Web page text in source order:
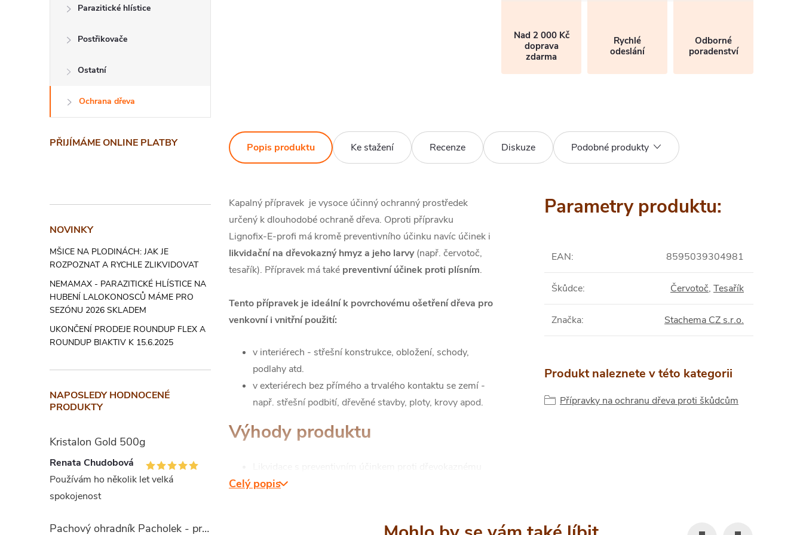
Parazitické hlístice
Postřikovače
Ostatní
Ochrana dřeva
PŘIJÍMÁME ONLINE PLATBY
NOVINKY
MŠICE NA PLODINÁCH: JAK JE
ROZPOZNAT A RYCHLE ZLIKVIDOVAT
NEMAMAX - PARAZITICKÉ HLÍSTICE NA
HUBENÍ LALOKONOSCŮ MÁME PRO
SEZÓNU 2026 SKLADEM
UKONČENÍ PRODEJE ROUNDUP FLEX A
ROUNDUP BIAKTIV K 15.6.2025
NAPOSLEDY HODNOCENÉ
PRODUKTY
Kristalon Gold 500g
Renata Chudobová
Používám ho několik let velká
spokojenost
Pachový ohradník Pacholek - proti vysoké zvěři
Nad 2 000 Kč
doprava
zdarma
Rychlé
odeslání
Odborné
poradenství
Popis produktu Ke stažení Recenze Diskuze Podobné produkty
Kapalný přípravek je vysoce účinný ochranný prostředek
určený k dlouhodobé ochraně dřeva. Oproti přípravku
Lignofix-E-profi má kromě preventivního účinku navíc účinek i
likvidační na dřevokazný hmyz a jeho larvy(např. červotoč,
tesařík). Přípravek má také preventivní účinek proti plísním.
Tento přípravek je ideální k povrchovému ošetření dřeva pro
venkovní i vnitřní použití:
v interiérech - střešní konstrukce, obložení, schody,
podlahy atd.
v exteriérech bez přímého a trvalého kontaktu se zemí -
např. střešní podbití, dřevěné stavby, ploty, krovy apod.
Výhody produktu
hmyzu a jeho larvám
Celý popis
Parametry produktu:
EAN: 8595039304981
Škůdce: Červotoč, Tesařík
Značka: Stachema CZ s.r.o.
Produkt naleznete v této kategorii
Přípravky na ochranu dřeva proti škůdcům